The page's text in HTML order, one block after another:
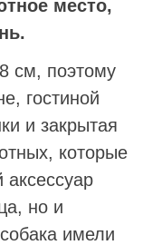
место,
см, поэтому
гостиной
и закрытая
которые
но и
имели